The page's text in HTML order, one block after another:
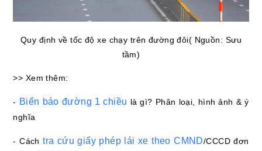
Quy định về tốc độ xe chạy trên đường đôi( Nguồn: Sưu
tầm)
>> Xem thêm:
- Biển báo đường 1 chiều là gì? Phân loại, hình ảnh & ý
nghĩa
- Cáchtra cứu giấy phép lái xe theo CMND/CCCD đơn